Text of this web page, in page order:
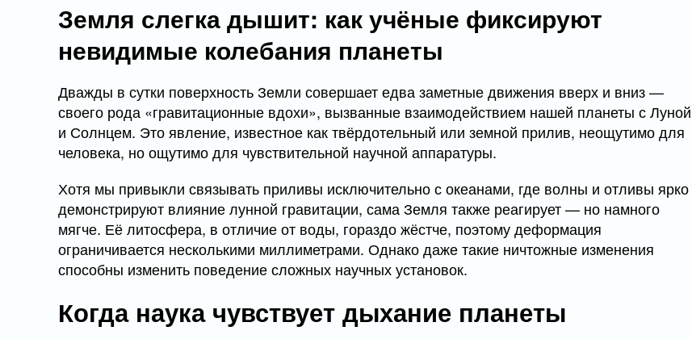
Земля слегка дышит: как учёные фиксируют
невидимые колебания планеты
Дважды в сутки поверхность Земли совершает едва заметные движения вверх и вниз —
своего рода «гравитационные вдохи», вызванные взаимодействием нашей планеты с Луной
и Солнцем. Это явление, известное как твёрдотельный или земной прилив, неощутимо для
человека, но ощутимо для чувствительной научной аппаратуры.
Хотя мы привыкли связывать приливы исключительно с океанами, где волны и отливы ярко
демонстрируют влияние лунной гравитации, сама Земля также реагирует — но намного
мягче. Её литосфера, в отличие от воды, гораздо жёстче, поэтому деформация
ограничивается несколькими миллиметрами. Однако даже такие ничтожные изменения
способны изменить поведение сложных научных установок.
Когда наука чувствует дыхание планеты